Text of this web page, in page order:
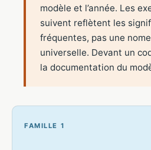
modèle et l’année. Les
suivent reflètent les
fréquentes, pas une
universelle. Devant un
la documentation du
FAMILLE 1